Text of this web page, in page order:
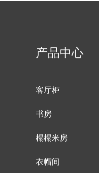
产品中心
客厅柜
书房
榻榻米房
衣帽间